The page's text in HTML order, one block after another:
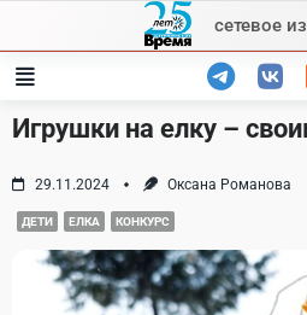
content
сетевое
Игрушки на елку –
29.11.2024 Оксана Романова
ДЕТИ ЕЛКА КОНКУРС